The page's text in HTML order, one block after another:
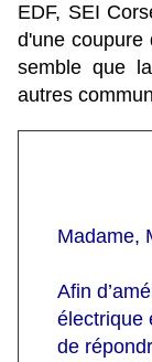
EDF, SEI
d'une coupure
semble que
autres
Madame,
Afin
électrique
de